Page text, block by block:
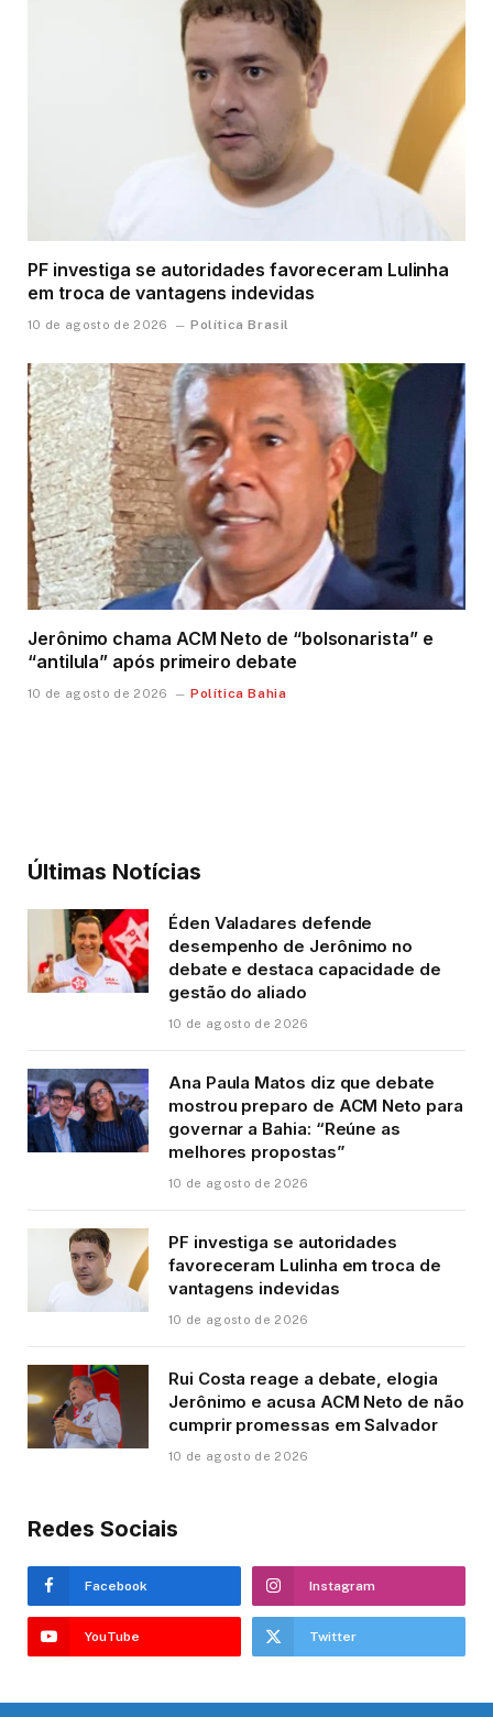
PF investiga se autoridades favoreceram Lulinha
em troca de vantagens indevidas
10 de agosto de 2026 Política Brasil
Jerônimo chama ACM Neto de “bolsonarista” e
“antilula” após primeiro debate
10 de agosto de 2026 Política Bahia
Últimas Notícias
Éden Valadares defende
desempenho de Jerônimo no
debate e destaca capacidade de
gestão do aliado
10 de agosto de 2026
Ana Paula Matos diz que debate
mostrou preparo de ACM Neto para
governar a Bahia: “Reúne as
melhores propostas”
10 de agosto de 2026
PF investiga se autoridades
favoreceram Lulinha em troca de
vantagens indevidas
10 de agosto de 2026
Rui Costa reage a debate, elogia
Jerônimo e acusa ACM Neto de não
cumprir promessas em Salvador
10 de agosto de 2026
Redes Sociais
Facebook Instagram
YouTube Twitter